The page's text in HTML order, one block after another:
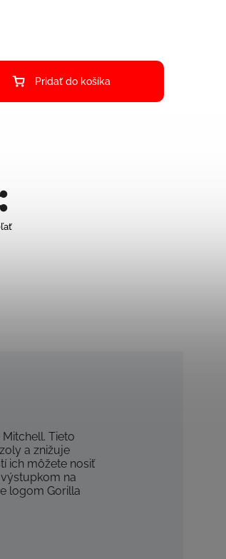
Pridať do košíka
Tieto
a znižuje
ich môžete nosiť
na
logom Gorilla